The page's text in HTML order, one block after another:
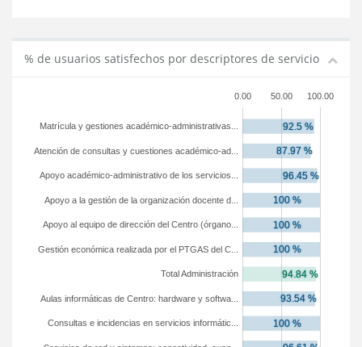
% de usuarios satisfechos por descriptores de servicio
0.00 50.00 100.00
Consultas e incidencias en servicios informátic...
Aulas informáticas de Centro: hardware y softwa...
Total Administración
Gestión económica realizada por el PTGAS del C...
Apoyo al equipo de dirección del Centro (órgano...
Apoyo a la gestión de la organización docente d...
Apoyo académico-administrativo de los servicios...
Atención de consultas y cuestiones académico-ad...
Matrícula y gestiones académico-administrativas...